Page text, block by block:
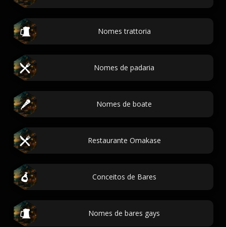
Nomes trattoria
Nomes de padaria
Nomes de boate
Restaurante Omakase
Conceitos de Bares
Nomes de bares gays